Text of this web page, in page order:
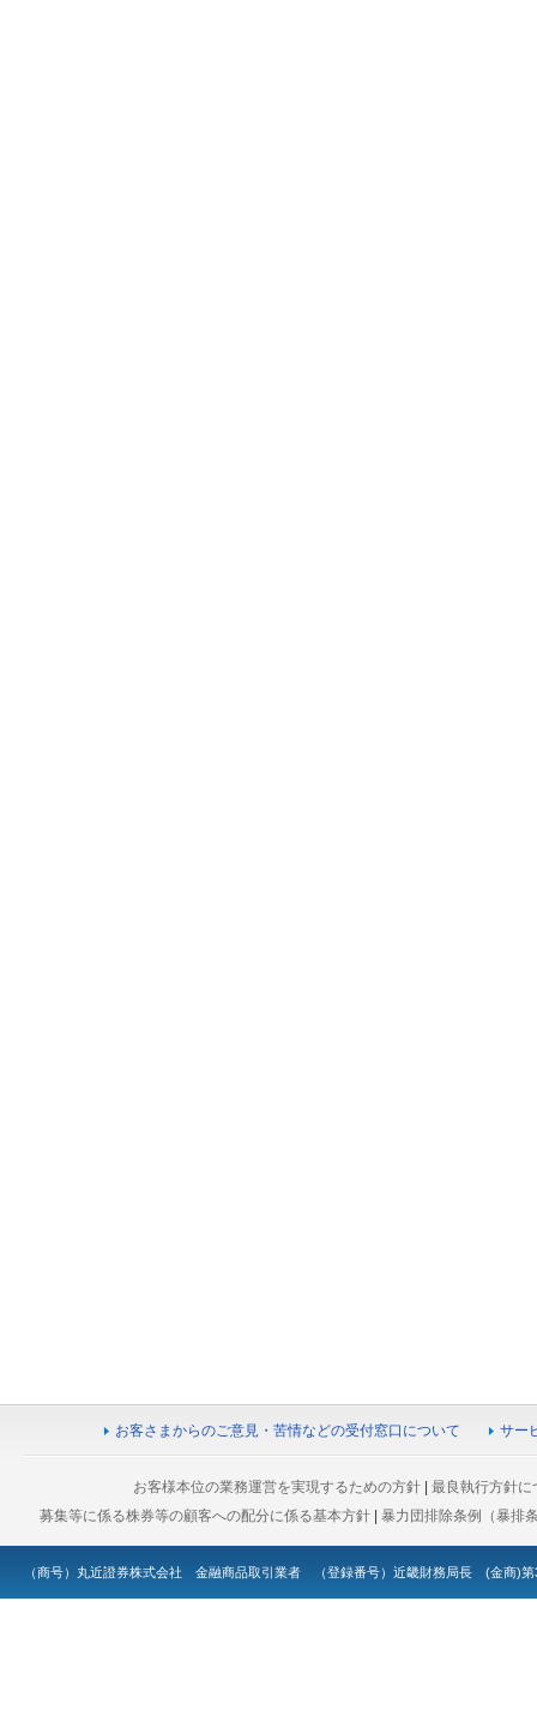
お客さまからのご意見・苦情などの受付窓口について サー
お客様本位の業務運営を実現するための方針 |最良執行方針に
募集等に係る株券等の顧客への配分に係る基本方針 |暴力団排除条例（暴排
（商号）丸近證券株式会社 金融商品取引業者 （登録番号）近畿財務局長 (金商)